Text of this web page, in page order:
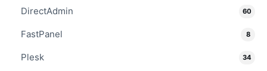
DirectAdmin 60
FastPanel 8
Plesk 34